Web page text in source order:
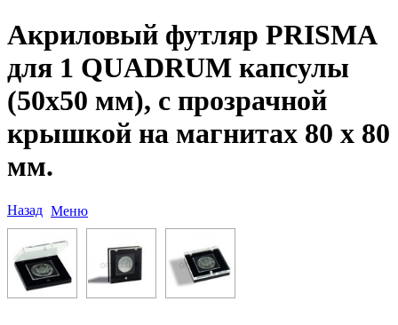
Акриловый футляр PRISMA
для 1 QUADRUM капсулы
(50х50 мм), с прозрачной
крышкой на магнитах 80 х 80
мм.
Назад Меню